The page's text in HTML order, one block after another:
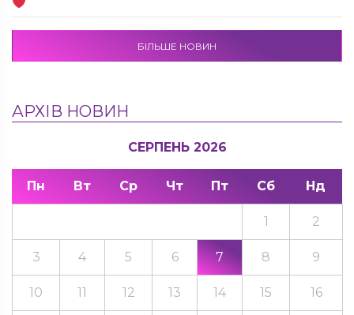
БІЛЬШЕ НОВИН
АРХІВ НОВИН
СЕРПЕНЬ 2026
Пн Вт Ср Чт Пт Сб Нд
1 2
3 4 5 6 7 8 9
10 11 12 13 14 15 16